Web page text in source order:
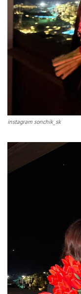
instagram sonchik_sk